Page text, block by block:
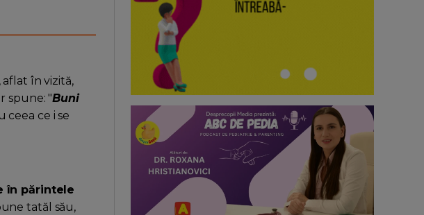
în vizită,
spune: "Buni
ce i se
în părintele
tatăl său,